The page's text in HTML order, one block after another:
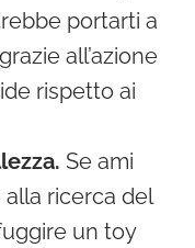
portarti a
all’azione
rispetto ai
Se ami
ricerca del
un toy